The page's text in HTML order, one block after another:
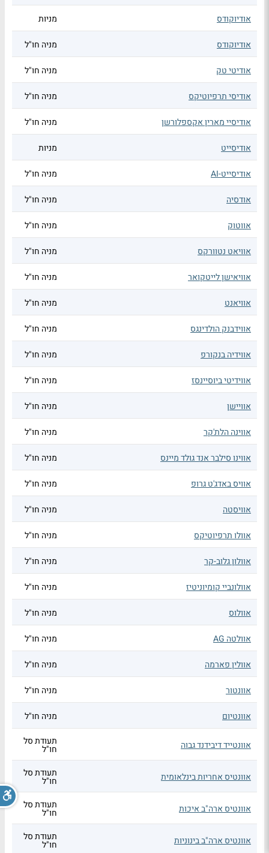
אודיוקודס מניות
אודיוקודס מניה חו"ל
אודיטי טק מניה חו"ל
אודיסי תרפיוטיקס מניה חו"ל
אודיסיי מארין אקספלורשן מניה חו"ל
אודיסייט מניות
אודיסייט-AI מניה חו"ל
אודסיה מניה חו"ל
אווטוק מניה חו"ל
אוויאט נטוורקס מניה חו"ל
אוויאישן לייטקואר מניה חו"ל
אוויאנט מניה חו"ל
אווידבנק הולדינגס מניה חו"ל
אווידיה בנקורפ מניה חו"ל
אווידיטי ביוסיינסז מניה חו"ל
אוויישן מניה חו"ל
אווינה הלת'קר מניה חו"ל
אווינו סילבר אנד גולד מיינס מניה חו"ל
אוויס באדג'ט גרופ מניה חו"ל
אוויסטה מניה חו"ל
אוולו תרפיוטיקס מניה חו"ל
אוולון גלוב-קר מניה חו"ל
אוולונביי קומיוניטיז מניה חו"ל
אוולוס מניה חו"ל
אוולטה AG מניה חו"ל
אוולין פארמה מניה חו"ל
אוונטור מניה חו"ל
אוונטיום מניה חו"ל
אוונטייד דיבידנד גבוה תעודת סל
חו"ל
אוונטיס אחריות בינלאומית תעודת סל
חו"ל
אוונטיס ארה"ב איכות תעודת סל
חו"ל
אוונטיס ארה"ב בינוניות תעודת סל
חו"ל